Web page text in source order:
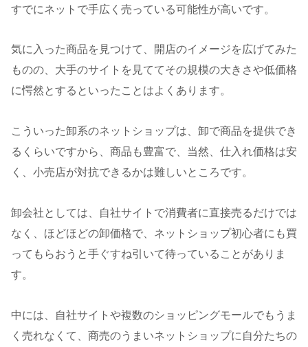
すでにネットで手広く売っている可能性が高いです。
気に入った商品を見つけて、開店のイメージを広げてみた
ものの、大手のサイトを見ててその規模の大きさや低価格
に愕然とするといったことはよくあります。
こういった卸系のネットショップは、卸で商品を提供でき
るくらいですから、商品も豊富で、当然、仕入れ価格は安
く、小売店が対抗できるかは難しいところです。
卸会社としては、自社サイトで消費者に直接売るだけでは
なく、ほどほどの卸価格で、ネットショップ初心者にも買
ってもらおうと手ぐすね引いて待っていることがありま
す。
中には、自社サイトや複数のショッピングモールでもうま
く売れなくて、商売のうまいネットショップに自分たちの